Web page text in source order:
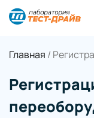
Главная /